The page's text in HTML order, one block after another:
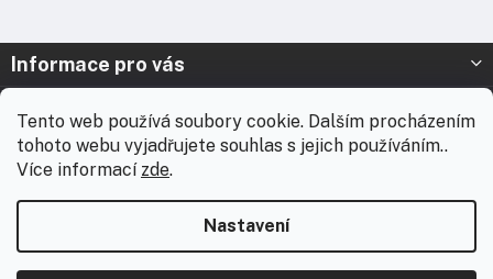
Tento web používá soubory cookie. Dalším procházením
tohoto webu vyjadřujete souhlas s jejich používáním..
Více informací zde.
Nastavení
doby nebudou expedovány žádné zásilky ani realizovány
zakázky včetně brandingu. E-shop zůstává v provozu a
všechny přijaté objednávky začneme přednostně odesílat
Z
p
Informace pro vás
Prodejna Nymburk
Prodejna Solnice